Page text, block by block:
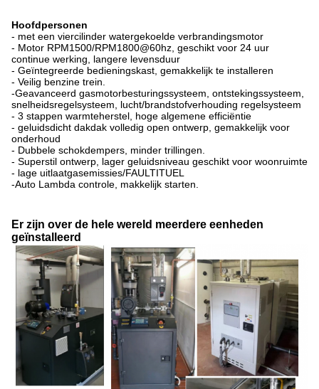
Hoofdpersonen
- met een viercilinder watergekoelde verbrandingsmotor
- Motor RPM1500/RPM1800@60hz, geschikt voor 24 uur
continue werking, langere levensduur
- Geïntegreerde bedieningskast, gemakkelijk te installeren
- Veilig benzine trein.
-Geavanceerd gasmotorbesturingssysteem, ontstekingssysteem,
snelheidsregelsysteem, lucht/brandstofverhouding regelsysteem
- 3 stappen warmteherstel, hoge algemene efficiëntie
- geluidsdicht dakdak volledig open ontwerp, gemakkelijk voor
onderhoud
- Dubbele schokdempers, minder trillingen.
- Superstil ontwerp, lager geluidsniveau geschikt voor woonruimte
- lage uitlaatgasemissies/FAULTITUEL
-Auto Lambda controle, makkelijk starten.
Er zijn over de hele wereld meerdere eenheden
geïnstalleerd